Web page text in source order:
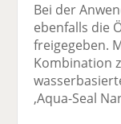
Bei der
ebenfalls die
freigegeben.
Kombination
,Aqua-Seal